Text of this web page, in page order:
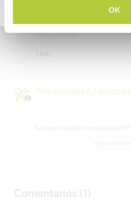
OK
¿Cuántos voluntarios
hospedar?
Uno
Mis animales /
Volver a la lista